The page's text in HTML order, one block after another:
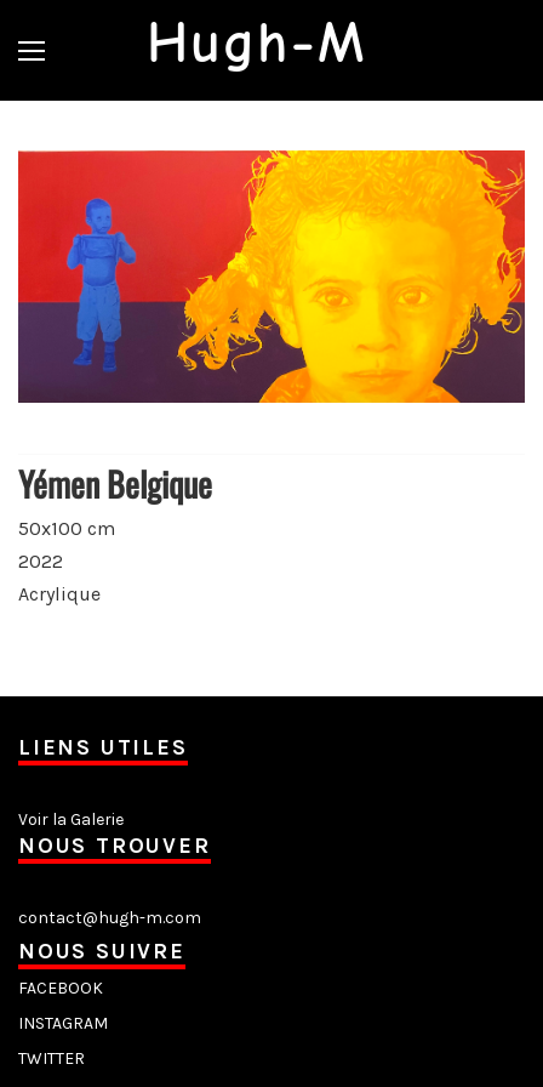
Hugh-M
Yémen Belgique
50x100 cm
2022
Acrylique
LIENS UTILES
Voir la Galerie
NOUS TROUVER
contact@hugh-m.com
NOUS SUIVRE
FACEBOOK
INSTAGRAM
TWITTER